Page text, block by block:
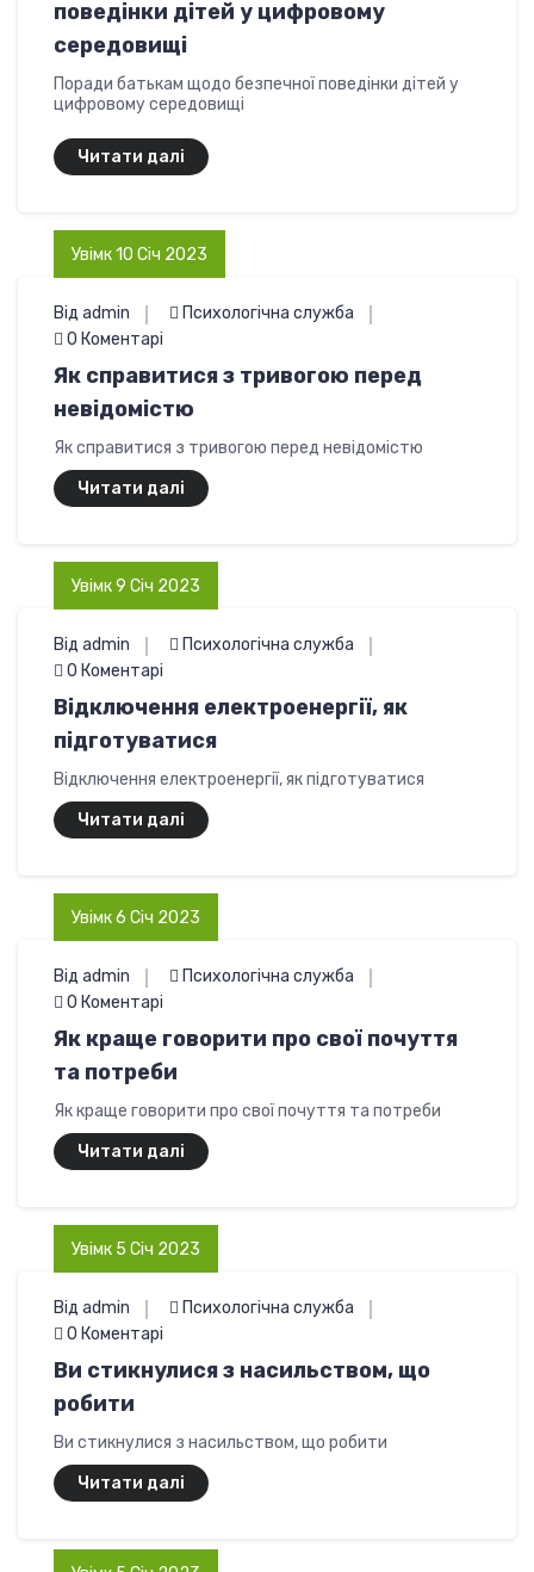
поведінки дітей у цифровому
середовищі
Поради батькам щодо безпечної поведінки дітей у
цифровому середовищі
Читати далі
Увімк 10 Січ 2023
Від admin
Психологічна служба
0 Коментарі
Як справитися з тривогою перед
невідомістю
Як справитися з тривогою перед невідомістю
Читати далі
Увімк 9 Січ 2023
Від admin
Психологічна служба
0 Коментарі
Відключення електроенергії, як
підготуватися
Відключення електроенергії, як підготуватися
Читати далі
Увімк 6 Січ 2023
Від admin
Психологічна служба
0 Коментарі
Як краще говорити про свої почуття
та потреби
Як краще говорити про свої почуття та потреби
Читати далі
Увімк 5 Січ 2023
Від admin
Психологічна служба
0 Коментарі
Ви стикнулися з насильством, що
робити
Ви стикнулися з насильством, що робити
Читати далі